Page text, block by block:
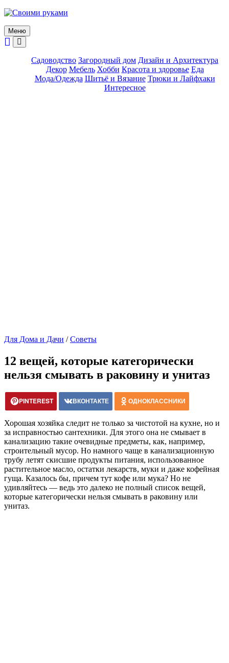
Skip
content
Меню
Садоводство Загородный дом Дизайн и Архитектура
Декор Мебель Хобби Красота и здоровье Еда
Мода/Одежда Шитьё и Вязание Трюки и Лайфхаки
Интересное
Для Дома и Дачи /Советы
12 вещей, которые категорически
нельзя смывать в раковину и унитаз
PINTEREST ВКОНТАКТЕ ОДНОКЛАССНИКИ
Хорошая хозяйка следит не только за чистотой на кухне, но и
за исправностью сантехники. Для этого она не смывает в
канализацию такие очевидные предметы, как, например,
строительный мусор. Но намного чаще в канализационную
трубу летят скисшие продукты питания, использованное
растительное масло, остатки лекарств, муки и даже кофейная
гуща. Казалось бы, причем тут кофе или мука? Но не
удивляйтесь — ведь это далеко не полный список вещей,
которые категорически нельзя смывать в раковину или
унитаз.